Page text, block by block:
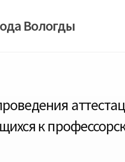
Вологды
к